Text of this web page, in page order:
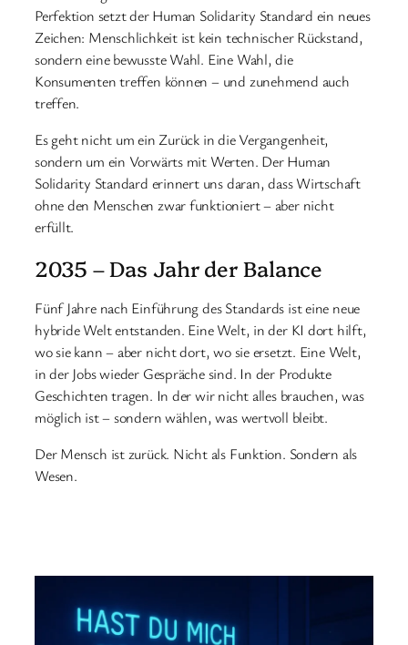
Perfektion setzt der Human Solidarity Standard ein neues
Zeichen: Menschlichkeit ist kein technischer Rückstand,
sondern eine bewusste Wahl. Eine Wahl, die
Konsumenten treffen können – und zunehmend auch
treffen.
Es geht nicht um ein Zurück in die Vergangenheit,
sondern um ein Vorwärts mit Werten. Der Human
Solidarity Standard erinnert uns daran, dass Wirtschaft
ohne den Menschen zwar funktioniert – aber nicht
erfüllt.
2035 – Das Jahr der Balance
Fünf Jahre nach Einführung des Standards ist eine neue
hybride Welt entstanden. Eine Welt, in der KI dort hilft,
wo sie kann – aber nicht dort, wo sie ersetzt. Eine Welt,
in der Jobs wieder Gespräche sind. In der Produkte
Geschichten tragen. In der wir nicht alles brauchen, was
möglich ist – sondern wählen, was wertvoll bleibt.
Der Mensch ist zurück. Nicht als Funktion. Sondern als
Wesen.